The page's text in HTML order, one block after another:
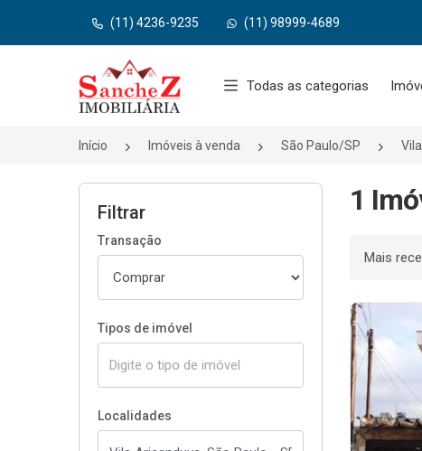
(11) 4236-9235 (11) 98999-4689
Página inicial
Todas as categorias
Início Imóveis à venda São Paulo/SP
Filtrar
Transação
Tipos de imóvel
Localidades
1
Ordenar